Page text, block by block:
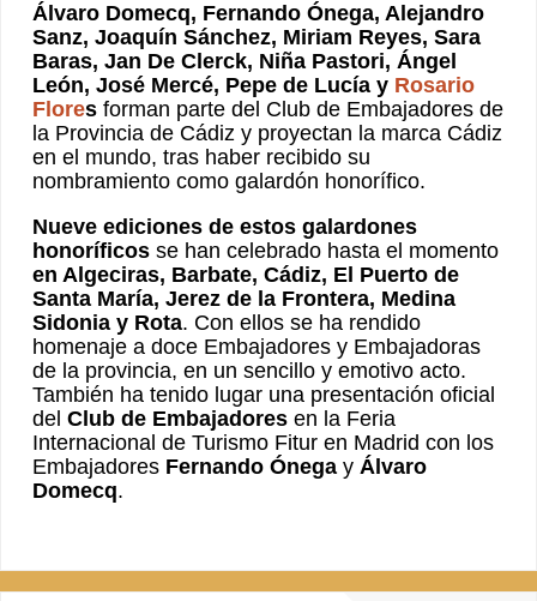
Álvaro Domecq, Fernando Ónega, Alejandro
Sanz, Joaquín Sánchez, Miriam Reyes, Sara
Baras, Jan De Clerck, Niña Pastori, Ángel
León, José Mercé, Pepe de Lucía y Rosario
Flores forman parte del Club de Embajadores de
la Provincia de Cádiz y proyectan la marca Cádiz
en el mundo, tras haber recibido su
nombramiento como galardón honorífico.
Nueve ediciones de estos galardones
honoríficos se han celebrado hasta el momento
en Algeciras, Barbate, Cádiz, El Puerto de
Santa María, Jerez de la Frontera, Medina
Sidonia y Rota. Con ellos se ha rendido
homenaje a doce Embajadores y Embajadoras
de la provincia, en un sencillo y emotivo acto.
También ha tenido lugar una presentación oficial
delClub de Embajadores en la Feria
Internacional de Turismo Fitur en Madrid con los
Embajadores Fernando Ónega yÁlvaro
Domecq.